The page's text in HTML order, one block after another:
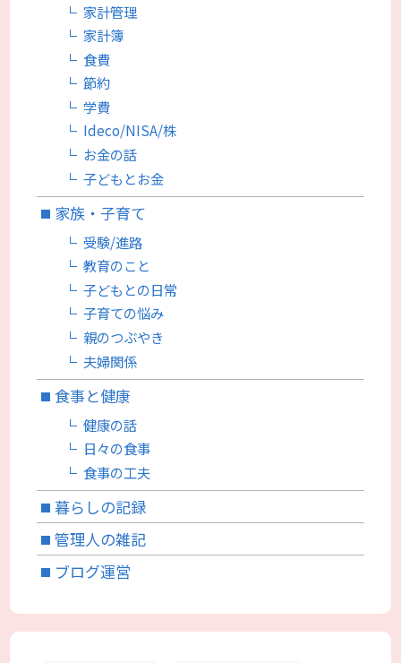
家計管理
家計簿
食費
節約
学費
Ideco/NISA/株
お金の話
子どもとお金
家族・子育て
受験/進路
教育のこと
子どもとの日常
子育ての悩み
親のつぶやき
夫婦関係
食事と健康
健康の話
日々の食事
食事の工夫
暮らしの記録
管理人の雑記
ブログ運営